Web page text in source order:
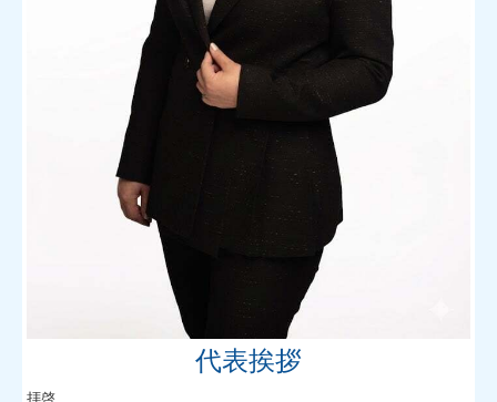
代表挨拶
拝啓